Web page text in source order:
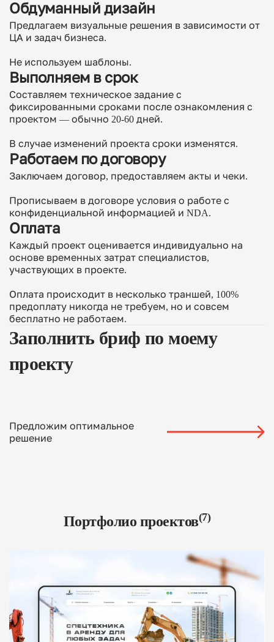
Обдуманный дизайн
Предлагаем визуальные решения в зависимости от
ЦА и задач бизнеса.
Не используем шаблоны.
Выполняем в срок
Составляем техническое задание с
фиксированными сроками после ознакомления с
проектом — обычно 20-60 дней.
В случае изменений проекта сроки изменятся.
Работаем по договору
Заключаем договор, предоставляем акты и чеки.
Прописываем в договоре условия о работе с
конфиденциальной информацией и NDA.
Оплата
Каждый проект оценивается индивидуально на
основе временных затрат специалистов,
участвующих в проекте.
Оплата происходит в несколько траншей, 100%
предоплату никогда не требуем, но и совсем
бесплатно не работаем.
Заполнить бриф по моему
проекту
Предложим оптимальное
решение
Портфолио проектов(7)